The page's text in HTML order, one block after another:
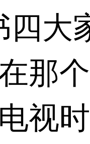
四大
那
视